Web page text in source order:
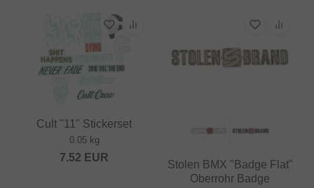
Cult "11" Stickerset
0.05 kg
7.52 EUR
Stolen BMX "Badge Flat"
Oberrohr Badge